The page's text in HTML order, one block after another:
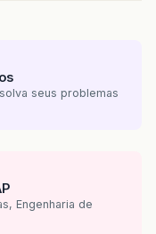
seus problemas
Engenharia de